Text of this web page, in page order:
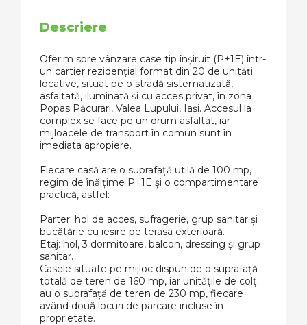
Descriere
Oferim spre vânzare case tip înșiruit (P+1E) într-
un cartier rezidențial format din 20 de unități
locative, situat pe o stradă sistematizată,
asfaltată, iluminată și cu acces privat, în zona
Popas Păcurari, Valea Lupului, Iași. Accesul la
complex se face pe un drum asfaltat, iar
mijloacele de transport în comun sunt în
imediata apropiere.
Fiecare casă are o suprafață utilă de 100 mp,
regim de înălțime P+1E și o compartimentare
practică, astfel:
Parter: hol de acces, sufragerie, grup sanitar și
bucătărie cu ieșire pe terasa exterioară.
Etaj: hol, 3 dormitoare, balcon, dressing și grup
sanitar.
Casele situate pe mijloc dispun de o suprafață
totală de teren de 160 mp, iar unitățile de colț
au o suprafață de teren de 230 mp, fiecare
având două locuri de parcare incluse în
proprietate.